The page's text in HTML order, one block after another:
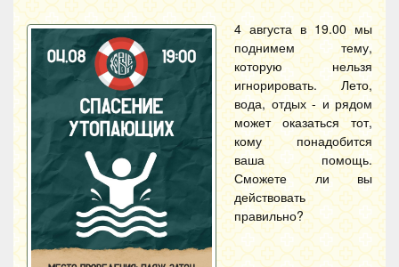
4 августа в 19.00 мы
поднимем тему,
которую нельзя
игнорировать. Лето,
вода, отдых - и рядом
может оказаться тот,
кому понадобится
ваша помощь.
Сможете ли вы
действовать
правильно?